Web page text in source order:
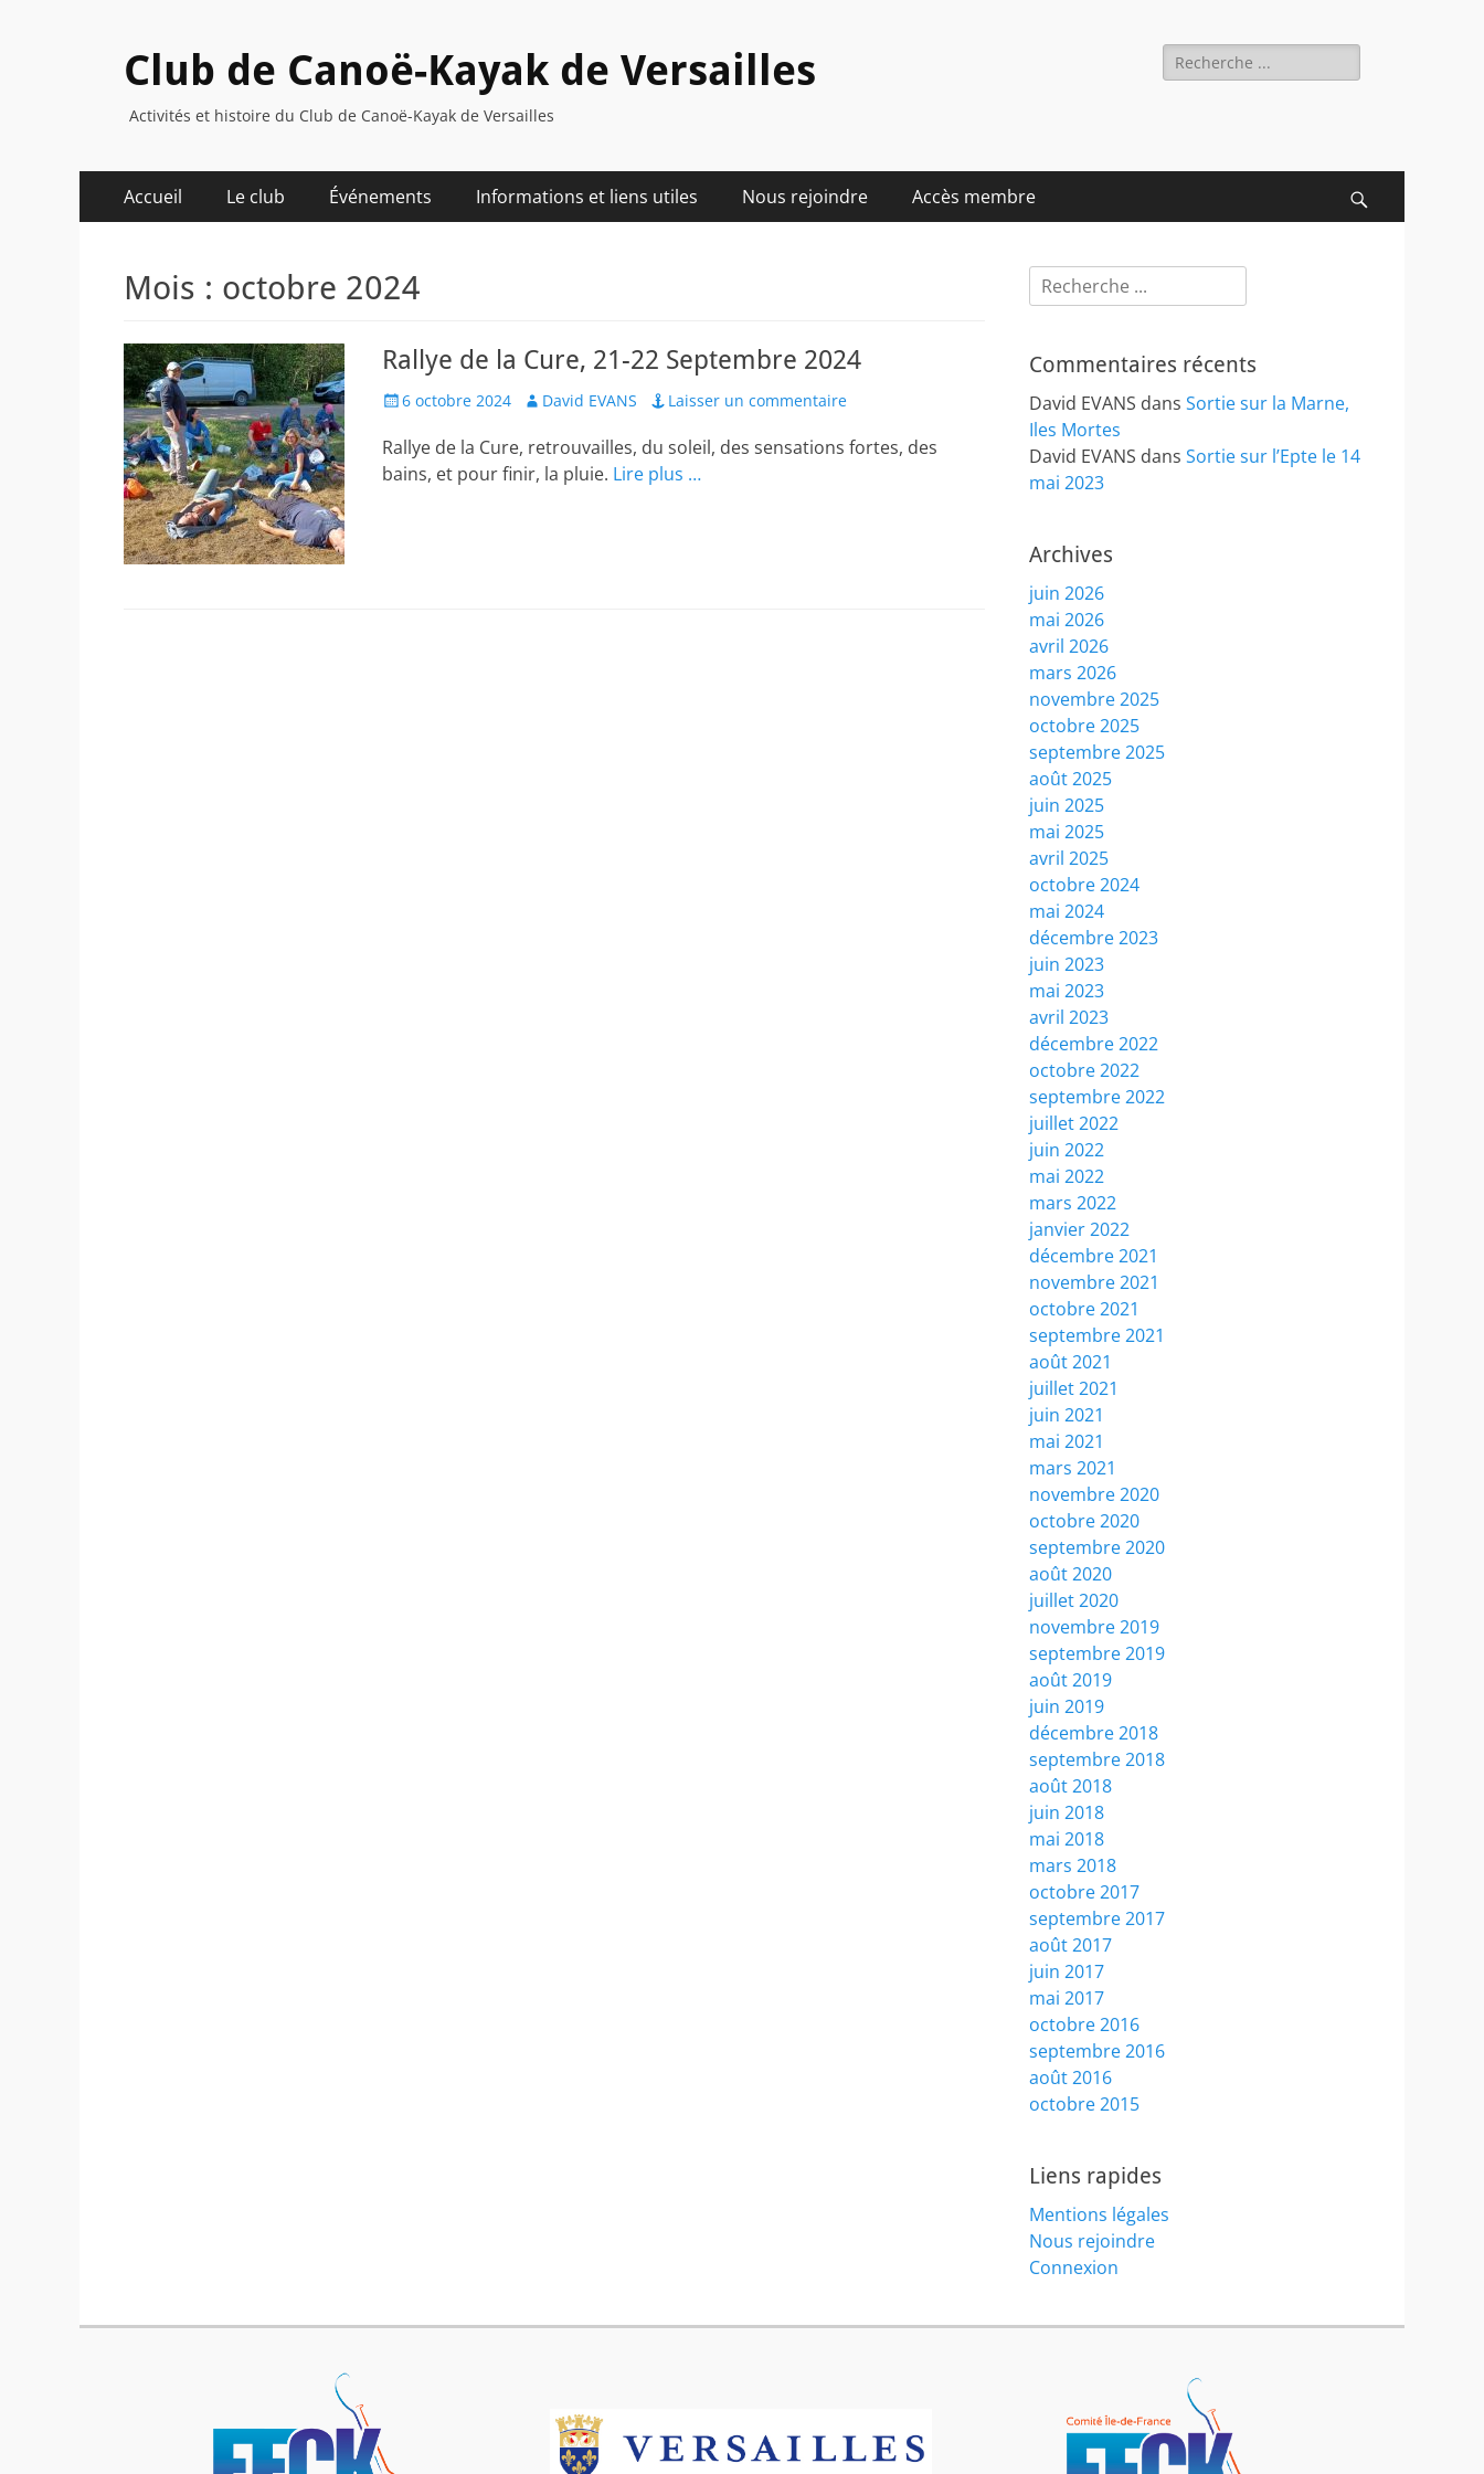
Club de Canoë-Kayak de Versailles
Activités et histoire du Club de Canoë-Kayak de Versailles
Rechercher :
Menu
principal
Accueil Le club Événements Informations et liens utiles Nous rejoindre Accès membre
Mois : octobre 2024
Rallye de la Cure, 21-22 Septembre 2024
Posted
6 octobre 2024 Author
David EVANS Laisser un commentaire
Rallye de la Cure, retrouvailles, du soleil, des sensations fortes, des
bains, et pour finir, la pluie. Lire plus …
Rechercher :
Commentaires récents
David EVANS dans Sortie sur la Marne,
Iles Mortes
David EVANS dans Sortie sur l’Epte le 14
mai 2023
Archives
juin 2026
mai 2026
avril 2026
mars 2026
novembre 2025
octobre 2025
septembre 2025
août 2025
juin 2025
mai 2025
avril 2025
octobre 2024
mai 2024
décembre 2023
juin 2023
mai 2023
avril 2023
décembre 2022
octobre 2022
septembre 2022
juillet 2022
juin 2022
mai 2022
mars 2022
janvier 2022
décembre 2021
novembre 2021
octobre 2021
septembre 2021
août 2021
juillet 2021
juin 2021
mai 2021
mars 2021
novembre 2020
octobre 2020
septembre 2020
août 2020
juillet 2020
novembre 2019
septembre 2019
août 2019
juin 2019
décembre 2018
septembre 2018
août 2018
juin 2018
mai 2018
mars 2018
octobre 2017
septembre 2017
août 2017
juin 2017
mai 2017
octobre 2016
septembre 2016
août 2016
octobre 2015
Liens rapides
Mentions légales
Nous rejoindre
Connexion